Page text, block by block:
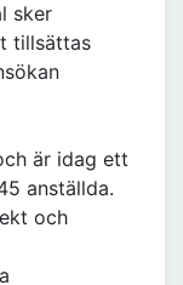
sker
tillsättas
är idag ett
anställda.
och